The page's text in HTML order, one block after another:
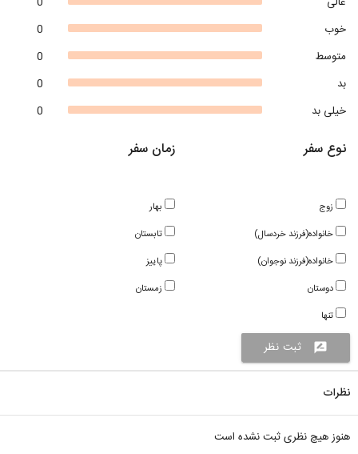
0
خوب
0
متوسط
0
بد
0
خیلی بد
زمان سفر
بهار
تابستان
پاییز
زمستان
نوع سفر
زوج
خانواده(فرزند خردسال)
خانواده(فرزند نوجوان)
دوستان
تنها
rate_review ثبت نظر
نظرات
هنوز هیچ نظری ثبت نشده است